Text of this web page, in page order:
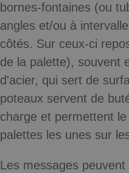
bornes-fontaines (ou
angles et/ou à
côtés. Sur ceux-ci
de la palette), souvent
d'acier, qui sert de
poteaux servent de
charge et permettent
palettes les unes sur
Les messages peuvent